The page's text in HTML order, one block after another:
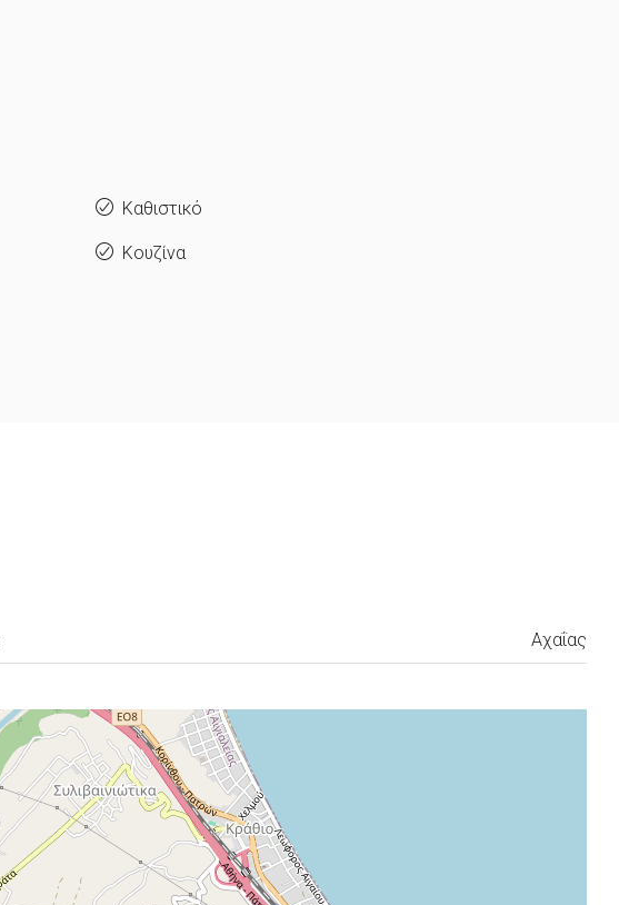
Καθιστικό
Κουζίνα
Αχαΐας